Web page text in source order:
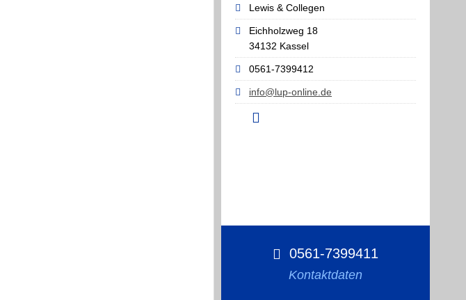
Lewis & Collegen
Eichholzweg 18
34132 Kassel
0561-7399412
info@lup-online.de
0561-7399411
Kontaktdaten